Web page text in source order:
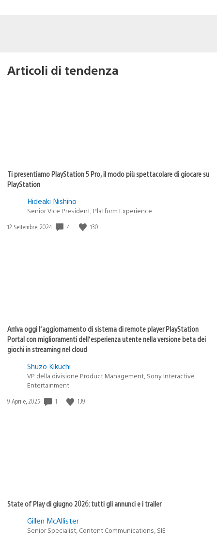
Articoli di tendenza
Ti presentiamo PlayStation 5 Pro, il modo più spettacolare di giocare su
PlayStation
Hideaki Nishino
Senior Vice President, Platform Experience
Data
12 Settembre, 2024 4 130
Arriva oggi l’aggiornamento di sistema di remote player PlayStation
Portal con miglioramenti dell’esperienza utente nella versione beta dei
giochi in streaming nel cloud
Shuzo Kikuchi
VP della divisione Product Management, Sony Interactive
Entertainment
Data
9 Aprile, 2025 1 139
State of Play di giugno 2026: tutti gli annunci e i trailer
Gillen McAllister
Senior Specialist, Content Communications, SIE